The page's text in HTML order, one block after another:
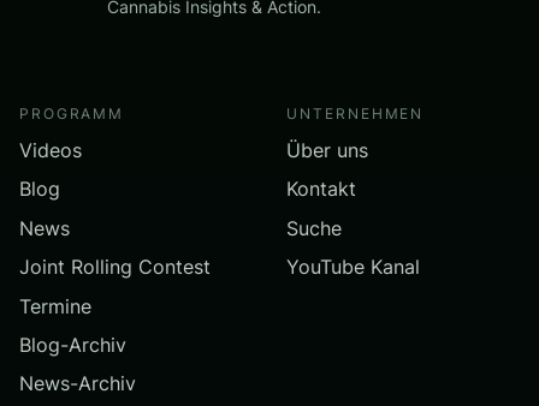
Cannabis Insights & Action.
PROGRAMM
Videos
Blog
News
Joint Rolling Contest
Termine
Blog-Archiv
News-Archiv
UNTERNEHMEN
Über uns
Kontakt
Suche
YouTube Kanal